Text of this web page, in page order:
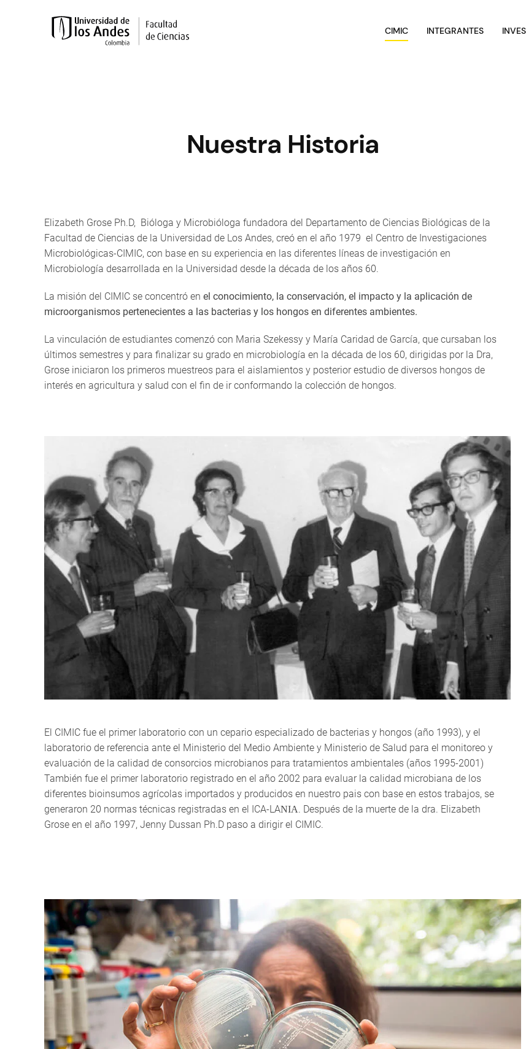
CIMIC INTEGRANTES
Nuestra Historia
Elizabeth Grose Ph.D, Bióloga y Microbióloga fundadora del Departamento de Ciencias Biológicas de la
Facultad de Ciencias de la Universidad de Los Andes, creó en el año 1979 el Centro de Investigaciones
Microbiológicas-CIMIC, con base en su experiencia en las diferentes líneas de investigación en
Microbiología desarrollada en la Universidad desde la década de los años 60.
La misión del CIMIC se concentró en el conocimiento, la conservación, el impacto y la aplicación de
microorganismos pertenecientes a las bacterias y los hongos en diferentes ambientes.
La vinculación de estudiantes comenzó con Maria Szekessy y María Caridad de García, que cursaban los
últimos semestres y para finalizar su grado en microbiología en la década de los 60, dirigidas por la Dra,
Grose iniciaron los primeros muestreos para el aislamientos y posterior estudio de diversos hongos de
interés en agricultura y salud con el fin de ir conformando la colección de hongos.
El CIMIC fue el primer laboratorio con un cepario especializado de bacterias y hongos (año 1993), y el
laboratorio de referencia ante el Ministerio del Medio Ambiente y Ministerio de Salud para el monitoreo y
evaluación de la calidad de consorcios microbianos para tratamientos ambientales (años 1995-2001)
También fue el primer laboratorio registrado en el año 2002 para evaluar la calidad microbiana de los
diferentes bioinsumos agrícolas importados y producidos en nuestro pais con base en estos trabajos, se
generaron 20 normas técnicas registradas en el ICA-LAΝΙΑ. Después de la muerte de la dra. Elizabeth
Grose en el año 1997, Jenny Dussan Ph.D paso a dirigir el CIMIC.